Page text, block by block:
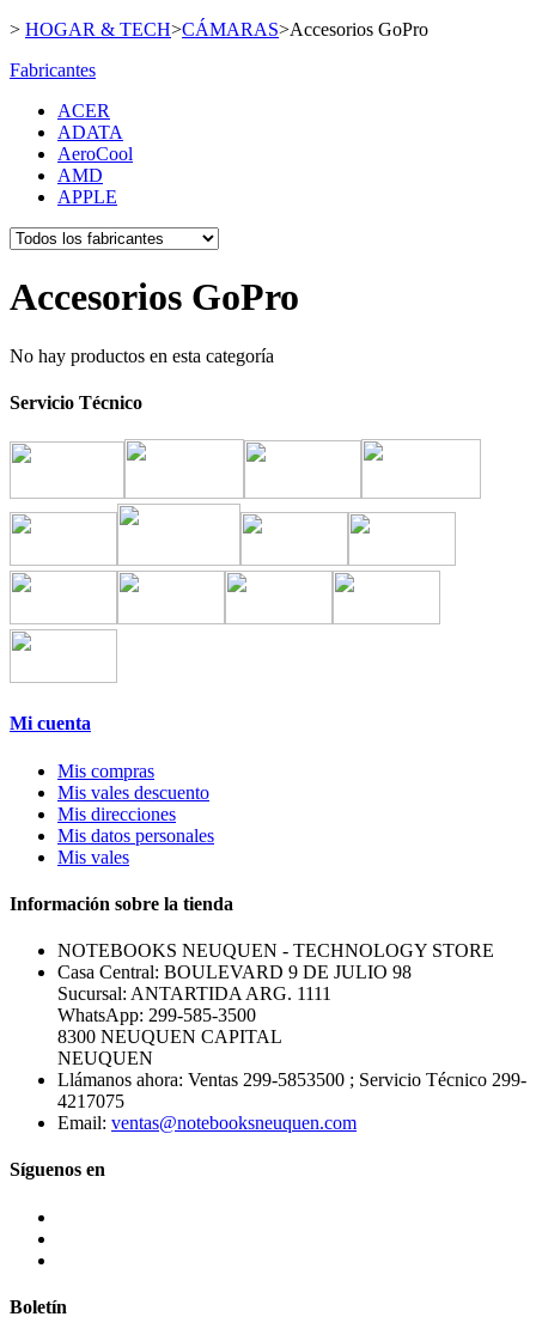
> HOGAR & TECH>CÁMARAS>Accesorios GoPro
Fabricantes
ACER
ADATA
AeroCool
AMD
APPLE
Accesorios GoPro
No hay productos en esta categoría
Servicio Técnico
Mi cuenta
Mis compras
Mis vales descuento
Mis direcciones
Mis datos personales
Mis vales
Información sobre la tienda
NOTEBOOKS NEUQUEN - TECHNOLOGY STORE
Casa Central: BOULEVARD 9 DE JULIO 98
Sucursal: ANTARTIDA ARG. 1111
WhatsApp: 299-585-3500
8300 NEUQUEN CAPITAL
NEUQUEN
Llámanos ahora: Ventas 299-5853500 ; Servicio Técnico 299-
4217075
Email: ventas@notebooksneuquen.com
Síguenos en
Boletín